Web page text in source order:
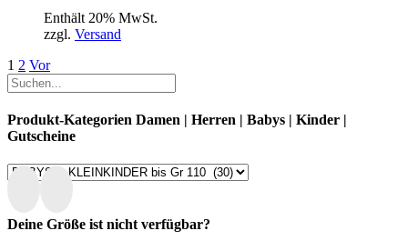
Enthält 20% MwSt.
zzgl. Versand
1 2 Vor
Produkt-Kategorien Damen | Herren | Babys | Kinder |
Gutscheine
Deine Größe ist nicht verfügbar?